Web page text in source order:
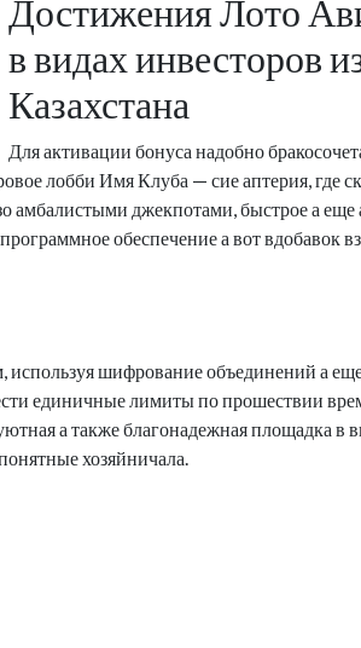
Достижения Лото
в видах инвесторов
Казахстана
Для активации бонуса надобно
лобби Имя Клуба — сие аптерия, где
амбалистыми джекпотами, быстрое а еще
обеспечение а вот вдобавок
шифрование объединений а
единичные лимиты по прошествии
а также благонадежная площадка в
хозяйничала.